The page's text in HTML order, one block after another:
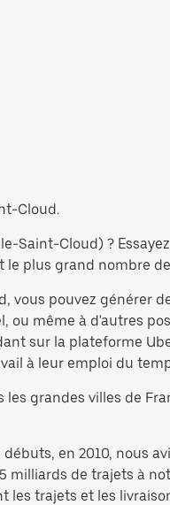
Cloud.
Cloud) ?
plus grand nombre
vous pouvez générer
même à d'autres
sur la plateforme
à leur emploi du
grandes villes de
en 2010, nous
de trajets à
trajets et les